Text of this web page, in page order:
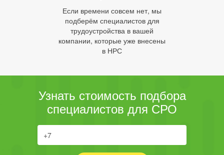
Если времени совсем нет, мы
подберём специалистов для
трудоустройства в вашей
компании, которые уже внесены
в НРС
Узнать стоимость подбора
специалистов для СРО